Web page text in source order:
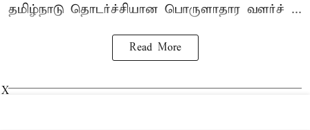
தமிழ்நாடு தொடர்ச்சியான பொருளாதார வளர்ச் ...
Read More
X